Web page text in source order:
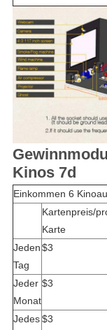
Kinos 7d
Einkommen 6
Kartenpreis/
Karte
Jeden
Tag
$3
Jeder
Monat
$3
Jedes$3